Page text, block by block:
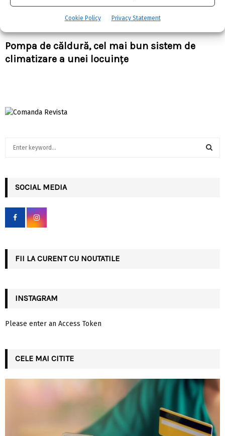
Cookie Policy Privacy Statement
Pompa de căldură, cel mai bun sistem de
climatizare a unei locuințe
h
f
r
SOCIAL MEDIA
FII LA CURENT CU NOUTATILE
INSTAGRAM
Please enter an Access Token
CELE MAI CITITE